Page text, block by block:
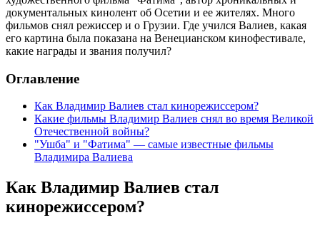
документальных кинолент об Осетии и ее жителях. Много
фильмов снял режиссер и о Грузии. Где учился Валиев, какая
его картина была показана на Венецианском кинофестивале,
какие награды и звания получил?
Оглавление
Как Владимир Валиев стал кинорежиссером?
Какие фильмы Владимир Валиев снял во время Великой
Отечественной войны?
"Ушба" и "Фатима" — самые известные фильмы
Владимира Валиева
Как Владимир Валиев стал
кинорежиссером?